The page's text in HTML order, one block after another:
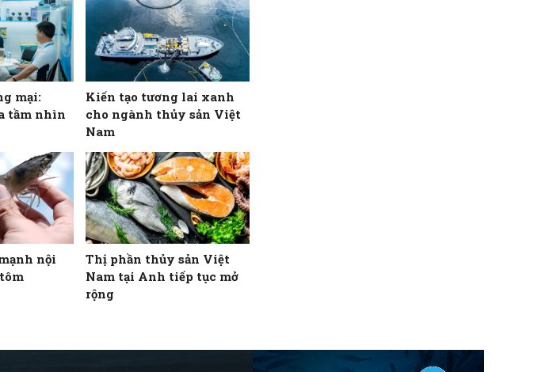
mại:
tầm nhìn
Kiến tạo tương lai xanh
cho ngành thủy sản Việt
Nam
nội
Thị phần thủy sản Việt
Nam tại Anh tiếp tục mở
rộng